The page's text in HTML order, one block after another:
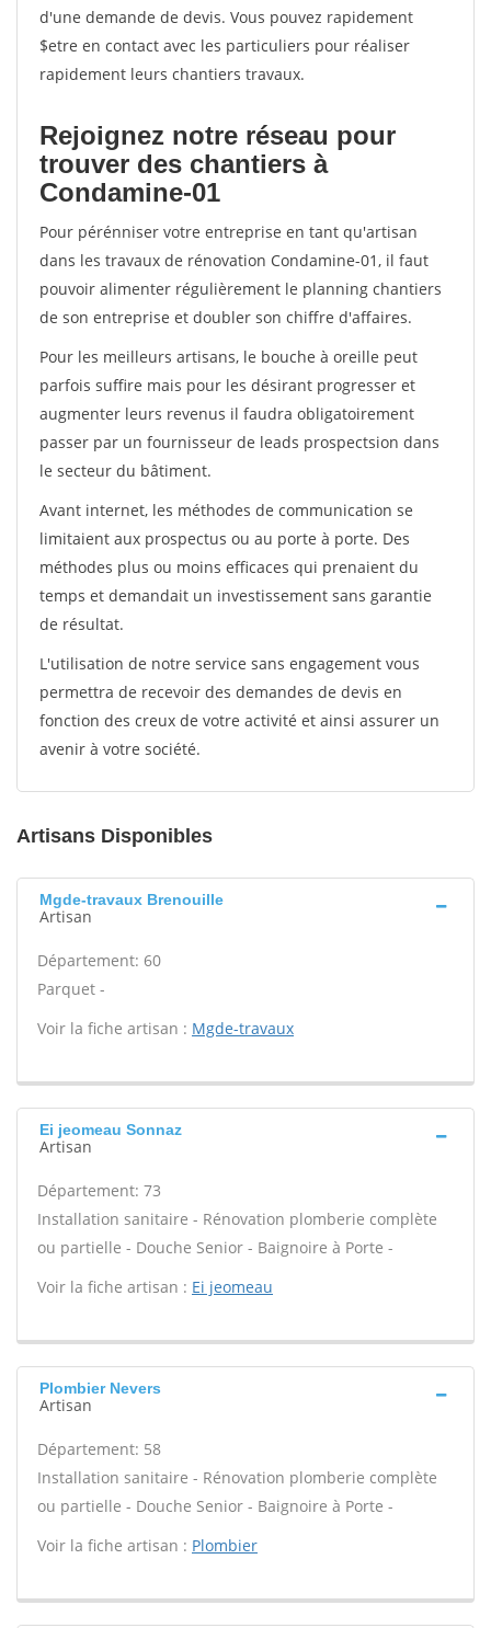
d'une demande de devis. Vous pouvez rapidement
$etre en contact avec les particuliers pour réaliser
rapidement leurs chantiers travaux.
Rejoignez notre réseau pour
trouver des chantiers à
Condamine-01
Pour pérénniser votre entreprise en tant qu'artisan
dans les travaux de rénovation Condamine-01, il faut
pouvoir alimenter régulièrement le planning chantiers
de son entreprise et doubler son chiffre d'affaires.
Pour les meilleurs artisans, le bouche à oreille peut
parfois suffire mais pour les désirant progresser et
augmenter leurs revenus il faudra obligatoirement
passer par un fournisseur de leads prospectsion dans
le secteur du bâtiment.
Avant internet, les méthodes de communication se
limitaient aux prospectus ou au porte à porte. Des
méthodes plus ou moins efficaces qui prenaient du
temps et demandait un investissement sans garantie
de résultat.
L'utilisation de notre service sans engagement vous
permettra de recevoir des demandes de devis en
fonction des creux de votre activité et ainsi assurer un
avenir à votre société.
Artisans Disponibles
Mgde-travaux Brenouille
Artisan
Département: 60
Parquet -
Voir la fiche artisan : Mgde-travaux
Ei jeomeau Sonnaz
Artisan
Département: 73
Installation sanitaire - Rénovation plomberie complète
ou partielle - Douche Senior - Baignoire à Porte -
Voir la fiche artisan : Ei jeomeau
Plombier Nevers
Artisan
Département: 58
Installation sanitaire - Rénovation plomberie complète
ou partielle - Douche Senior - Baignoire à Porte -
Voir la fiche artisan : Plombier